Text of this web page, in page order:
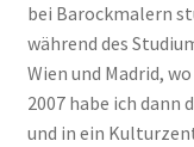
bei Barockmalern
während des
Wien und Madrid,
2007 habe ich dann
und in ein